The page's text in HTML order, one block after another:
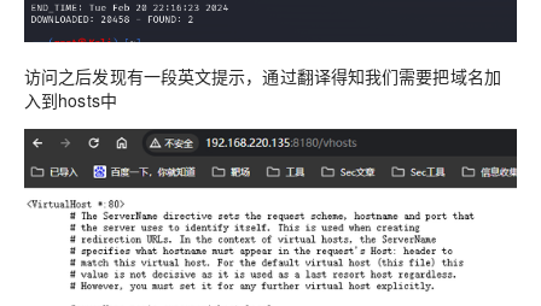
访问之后发现有一段英文提示，通过翻译得知我们需要把域名加
入到hosts中